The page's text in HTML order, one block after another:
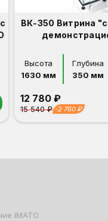
ВК-350 Витрина
Высота
1630 мм
Глубина
350 мм
12 780 ₽
15 540 ₽ -2 760 ₽
IMATO